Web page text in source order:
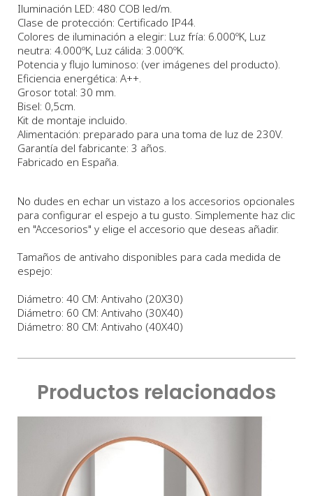
Iluminación LED: 480 COB led/m.
Clase de protección: Certificado IP44.
Colores de iluminación a elegir: Luz fría: 6.000ºK, Luz
neutra: 4.000ºK, Luz cálida: 3.000ºK.
Potencia y flujo luminoso: (ver imágenes del producto).
Eficiencia energética: A++.
Grosor total: 30 mm.
Bisel: 0,5cm.
Kit de montaje incluido.
Alimentación: preparado para una toma de luz de 230V.
Garantía del fabricante: 3 años.
Fabricado en España.
No dudes en echar un vistazo a los accesorios opcionales
para configurar el espejo a tu gusto. Simplemente haz clic
en "Accesorios" y elige el accesorio que deseas añadir.
Tamaños de antivaho disponibles para cada medida de
espejo:
Diámetro: 40 CM: Antivaho (20X30)
Diámetro: 60 CM: Antivaho (30X40)
Diámetro: 80 CM: Antivaho (40X40)
Productos relacionados